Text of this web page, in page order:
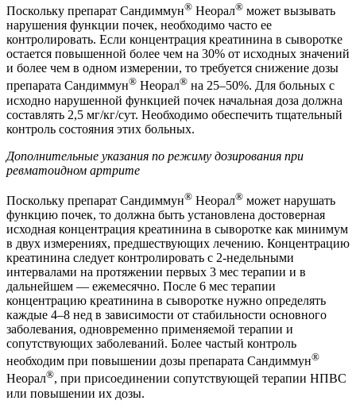
Поскольку препарат Сандиммун® Неорал® может вызывать
нарушения функции почек, необходимо часто ее
контролировать. Если концентрация креатинина в сыворотке
остается повышенной более чем на 30% от исходных значений
и более чем в одном измерении, то требуется снижение дозы
препарата Сандиммун® Неорал® на 25–50%. Для больных с
исходно нарушенной функцией почек начальная доза должна
составлять 2,5 мг/кг/сут. Необходимо обеспечить тщательный
контроль состояния этих больных.
Дополнительные указания по режиму дозирования при
ревматоидном артрите
Поскольку препарат Сандиммун® Неорал® может нарушать
функцию почек, то должна быть установлена достоверная
исходная концентрация креатинина в сыворотке как минимум
в двух измерениях, предшествующих лечению. Концентрацию
креатинина следует контролировать с 2-недельными
интервалами на протяжении первых 3 мес терапии и в
дальнейшем — ежемесячно. После 6 мес терапии
концентрацию креатинина в сыворотке нужно определять
каждые 4–8 нед в зависимости от стабильности основного
заболевания, одновременно применяемой терапии и
сопутствующих заболеваний. Более частый контроль
необходим при повышении дозы препарата Сандиммун®
Неорал®, при присоединении сопутствующей терапии НПВС
или повышении их дозы.